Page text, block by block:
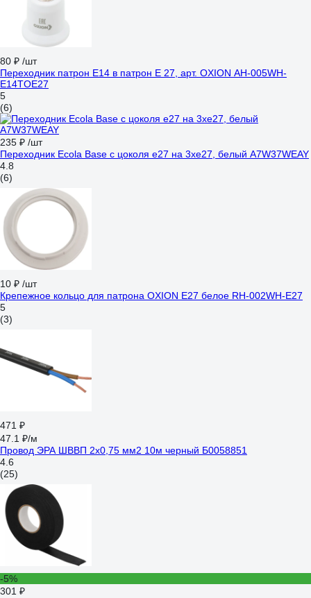
80 ₽ /шт
Переходник патрон Е14 в патрон Е 27, арт. OXION AH-005WH-
E14TOE27
5
(6)
235 ₽ /шт
Переходник Ecola Base с цоколя e27 на 3хe27, белый A7W37WEAY
4.8
(6)
10 ₽ /шт
Крепежное кольцо для патрона OXION Е27 белое RH-002WH-E27
5
(3)
471 ₽
47.1 ₽/м
Провод ЭРА ШВВП 2x0,75 мм2 10м черный Б0058851
4.6
(25)
-5%
301 ₽